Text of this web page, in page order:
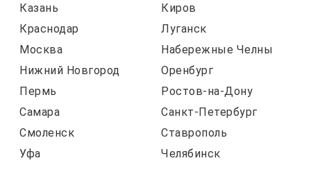
Казань
Киров
Краснодар
Луганск
Москва
Набережные Челны
Нижний Новгород
Оренбург
Пермь
Ростов-на-Дону
Самара
Санкт-Петербург
Смоленск
Ставрополь
Уфа
Челябинск